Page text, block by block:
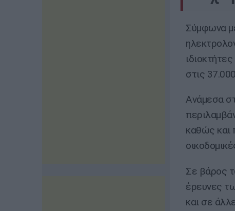
Σύμφωνα
στις
Ανάμεσα
καθώς και
Σε βάρος
έρευνες
και σε